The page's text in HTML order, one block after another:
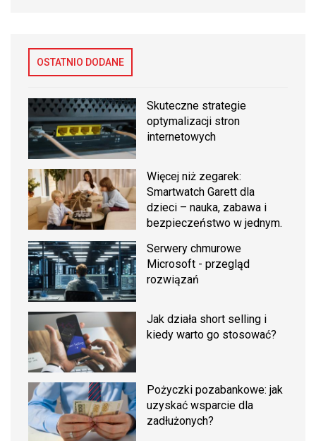
OSTATNIO DODANE
Skuteczne strategie
optymalizacji stron
internetowych
Więcej niż zegarek:
Smartwatch Garett dla
dzieci – nauka, zabawa i
bezpieczeństwo w jednym.
Serwery chmurowe
Microsoft - przegląd
rozwiązań
Jak działa short selling i
kiedy warto go stosować?
Pożyczki pozabankowe: jak
uzyskać wsparcie dla
zadłużonych?